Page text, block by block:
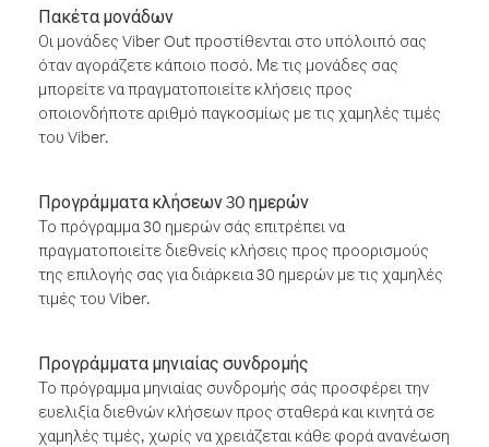
Πακέτα μονάδων
Οι μονάδες Viber Out προστίθενται στο υπόλοιπό σας
όταν αγοράζετε κάποιο ποσό. Με τις μονάδες σας
μπορείτε να πραγματοποιείτε κλήσεις προς
οποιονδήποτε αριθμό παγκοσμίως με τις χαμηλές τιμές
του Viber.
Προγράμματα κλήσεων 30 ημερών
Το πρόγραμμα 30 ημερών σάς επιτρέπει να
πραγματοποιείτε διεθνείς κλήσεις προς προορισμούς
της επιλογής σας για διάρκεια 30 ημερών με τις χαμηλές
τιμές του Viber.
Προγράμματα μηνιαίας συνδρομής
Το πρόγραμμα μηνιαίας συνδρομής σάς προσφέρει την
ευελιξία διεθνών κλήσεων προς σταθερά και κινητά σε
χαμηλές τιμές, χωρίς να χρειάζεται κάθε φορά ανανέωση